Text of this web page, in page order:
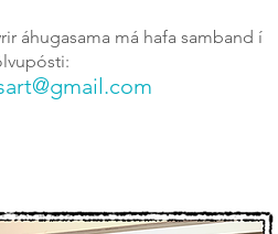
áhugasama má hafa samband í